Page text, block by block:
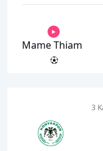
Mame Thiam
3